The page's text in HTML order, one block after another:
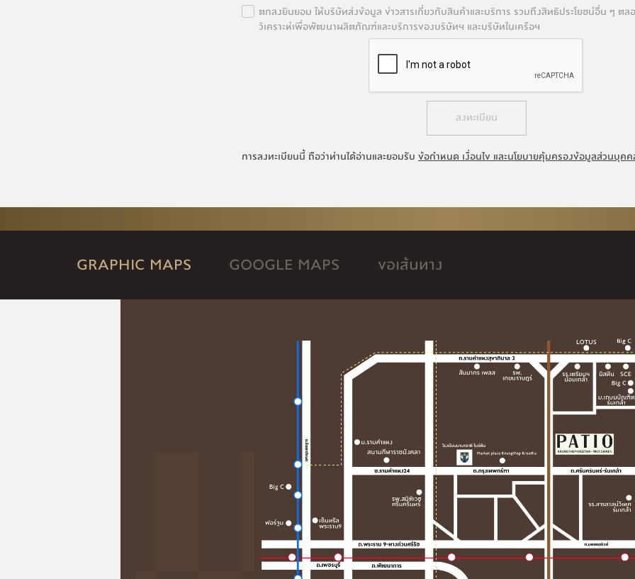
ตกลงยินยอม ให้บริษัทส่งข้อมูล ข่าวสารเกี่ยวกับสินค้าและบริการ รวมถึงสิทธิประโยชน์อื่น ๆ ตล
วิเคราะห์เพื่อพัฒนาผลิตภัณฑ์และบริการของบริษัทฯ และบริษัทในเครือฯ
ลงทะเบียน
การลงทะเบียนนี้ ถือว่าท่านได้อ่านและยอมรับ ข้อกำหนด เงื่อนไข และนโยบายคุ้มครองข้อมูลส่วนบุคค
GRAPHIC MAPS GOOGLE MAPS ขอเส้นทาง